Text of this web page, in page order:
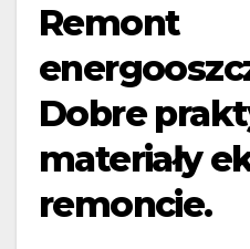
Remont
Dobre
materiały
remoncie.